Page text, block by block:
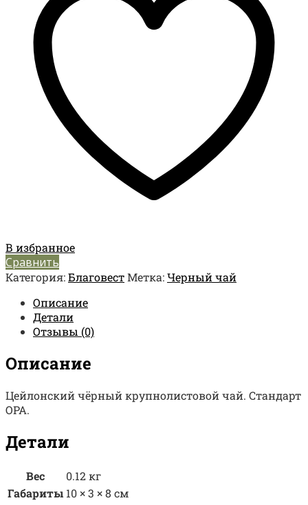
В избранное
Сравнить
Категория:БлаговестМетка:Черный чай
Описание
Детали
Отзывы (0)
Описание
Цейлонский чёрный крупнолистовой чай. Стандарт
OPA.
Детали
Вес
0.12 кг
Габариты 10 × 3 × 8 см